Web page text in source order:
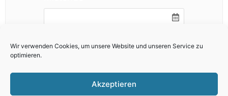
Wir verwenden Cookies, um unsere Website und unseren Service zu
optimieren.
Akzeptieren
um 19 : 00